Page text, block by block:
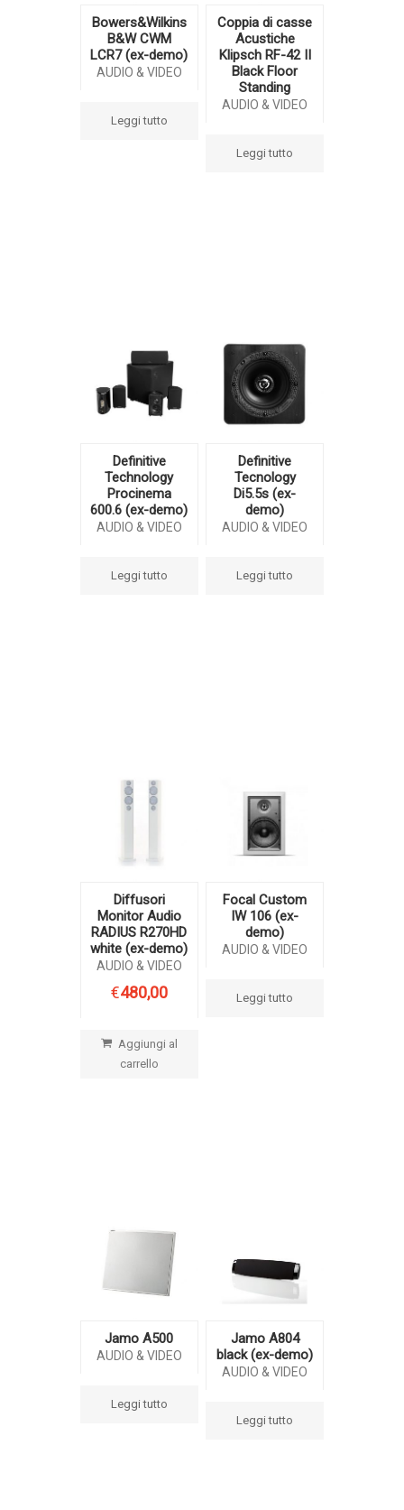
Bowers&Wilkins
B&W CWM
LCR7 (ex-demo)
AUDIO & VIDEO
Leggi tutto
Coppia di casse
Acustiche
Klipsch RF-42 II
Black Floor
Standing
AUDIO & VIDEO
Leggi tutto
Definitive
Technology
Procinema
600.6 (ex-demo)
AUDIO & VIDEO
Leggi tutto
Definitive
Tecnology
Di5.5s (ex-
demo)
AUDIO & VIDEO
Leggi tutto
Diffusori
Monitor Audio
RADIUS R270HD
white (ex-demo)
AUDIO & VIDEO
€480,00
Aggiungi al
carrello
Focal Custom
IW 106 (ex-
demo)
AUDIO & VIDEO
Leggi tutto
Jamo A500
AUDIO & VIDEO
Leggi tutto
Jamo A804
black (ex-demo)
AUDIO & VIDEO
Leggi tutto